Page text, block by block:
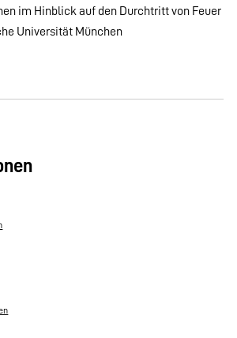
im Hinblick auf den Durchtritt von Feuer
Universität München